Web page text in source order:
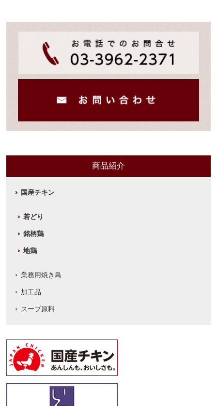
商品紹介
国産チキン
若どり
銘柄鶏
地鶏
業務用焼き鳥
加工品
スープ原料